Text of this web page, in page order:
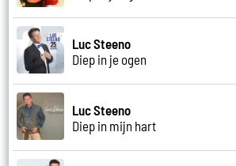
Luc Steeno
Diep in je ogen
Luc Steeno
Diep in mijn hart